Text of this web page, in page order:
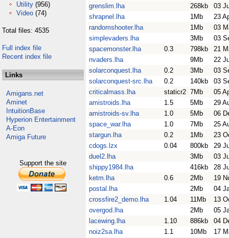
Utility (956)
Video (74)
Total files: 4535
Full index file
Recent index file
Links
Amigans.net
Aminet
IntuitionBase
Hyperion Entertainment
A-Eon
Amiga Future
Support the site
grenslim.lha
268kb
03
shrapnel.lha
1Mb
23
randomshooter.lha
1Mb
03
simplevaders.lha
3Mb
03
spacemonster.lha
0.3 798kb
21
nvaders.lha
9Mb
22
solarconquest.lha
0.2 3Mb
03
solarconquest-src.lha
0.2 140kb
03
criticalmass.lha
staticr2 7Mb
05
amistroids.lha
1.5 5Mb
29
amistroids-sv.lha
1.0 5Mb
06
space_war.lha
1.0 7Mb
25
stargun.lha
0.2 1Mb
23
cdogs.lzx
0.04 800kb
29
duel2.lha
3Mb
03
shippy1984.lha
416kb
28
ketm.lha
0.6 2Mb
19
postal.lha
2Mb
04
crossfire2_demo.lha
1.04 11Mb
13
overgod.lha
2Mb
05
lacewing.lha
1.10 886kb
04
noiz2sa.lha
1.1 10Mb
17